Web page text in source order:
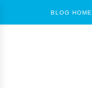
BLOG HOME